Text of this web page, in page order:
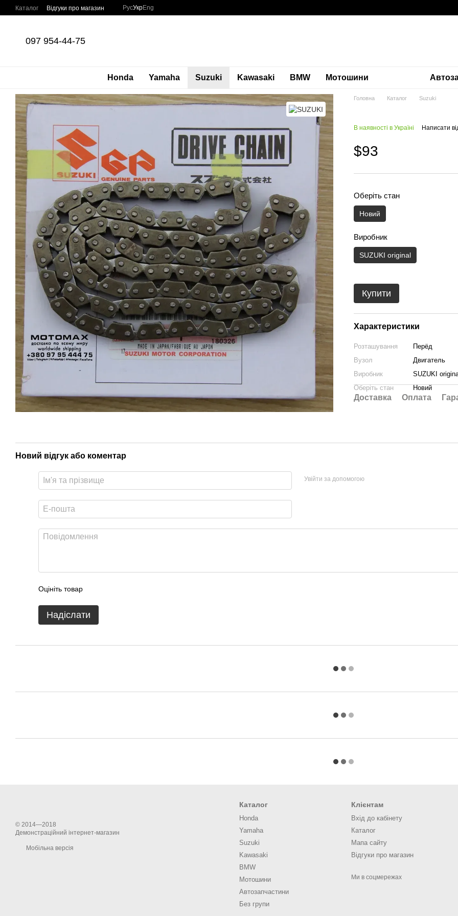
Перейти до основного контенту
Каталог Відгуки про магазин РусУкрEng
097 954-44-75
Honda Yamaha Suzuki Kawasaki BMW Мотошини
Головна Каталог Suzuki
В наявності в Україні Написати
$93
Оберіть стан
Новий
Виробник
SUZUKI original
Купити
Характеристики
Розташування
Пepёд
Вузол
Двигатель
Виробник
SUZUKI
Оберіть стан
Новий
Доставка Оплата
Новий відгук або коментар
Увійти за допомогою
Оцініть товар
Надіслати
© 2014—2018
Демонстраційний інтернет-магазин
Мобільна версія
Каталог
Honda
Yamaha
Suzuki
Kawasaki
BMW
Мотошини
Автозапчастини
Без групи
Клієнтам
Вхід до кабінету
Каталог
Мапа сайту
Відгуки про магазин
Ми в соцмережах